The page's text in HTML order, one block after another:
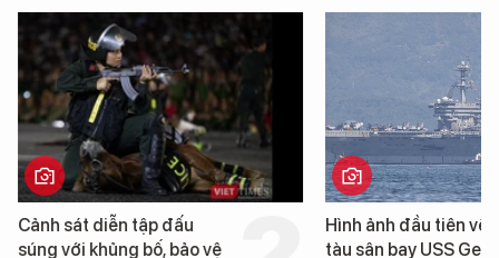
Cảnh sát diễn tập đấu
súng với khủng bố, bảo vệ
Hình ảnh đầu tiên về
tàu sân bay USS